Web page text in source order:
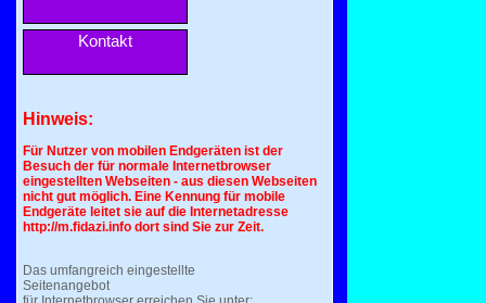
Kontakt
Hinweis:
Für Nutzer von mobilen Endgeräten ist der
Besuch der für normale Internetbrowser
eingestellten Webseiten - aus diesen Webseiten
nicht gut möglich. Eine Kennung für mobile
Endgeräte leitet sie auf die Internetadresse
http://m.fidazi.info dort sind Sie zur Zeit.
Das umfangreich eingestellte
Seitenangebot